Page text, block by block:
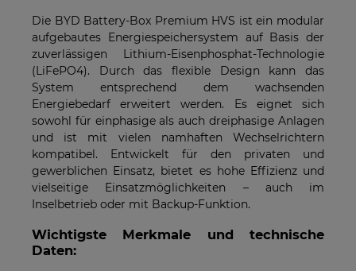
Die BYD Battery-Box Premium HVS ist ein modular
aufgebautes Energiespeichersystem auf Basis der
zuverlässigen Lithium-Eisenphosphat-Technologie
(LiFePO4). Durch das flexible Design kann das
System entsprechend dem wachsenden
Energiebedarf erweitert werden. Es eignet sich
sowohl für einphasige als auch dreiphasige Anlagen
und ist mit vielen namhaften Wechselrichtern
kompatibel. Entwickelt für den privaten und
gewerblichen Einsatz, bietet es hohe Effizienz und
vielseitige Einsatzmöglichkeiten – auch im
Inselbetrieb oder mit Backup-Funktion.
Wichtigste Merkmale und technische
Daten: